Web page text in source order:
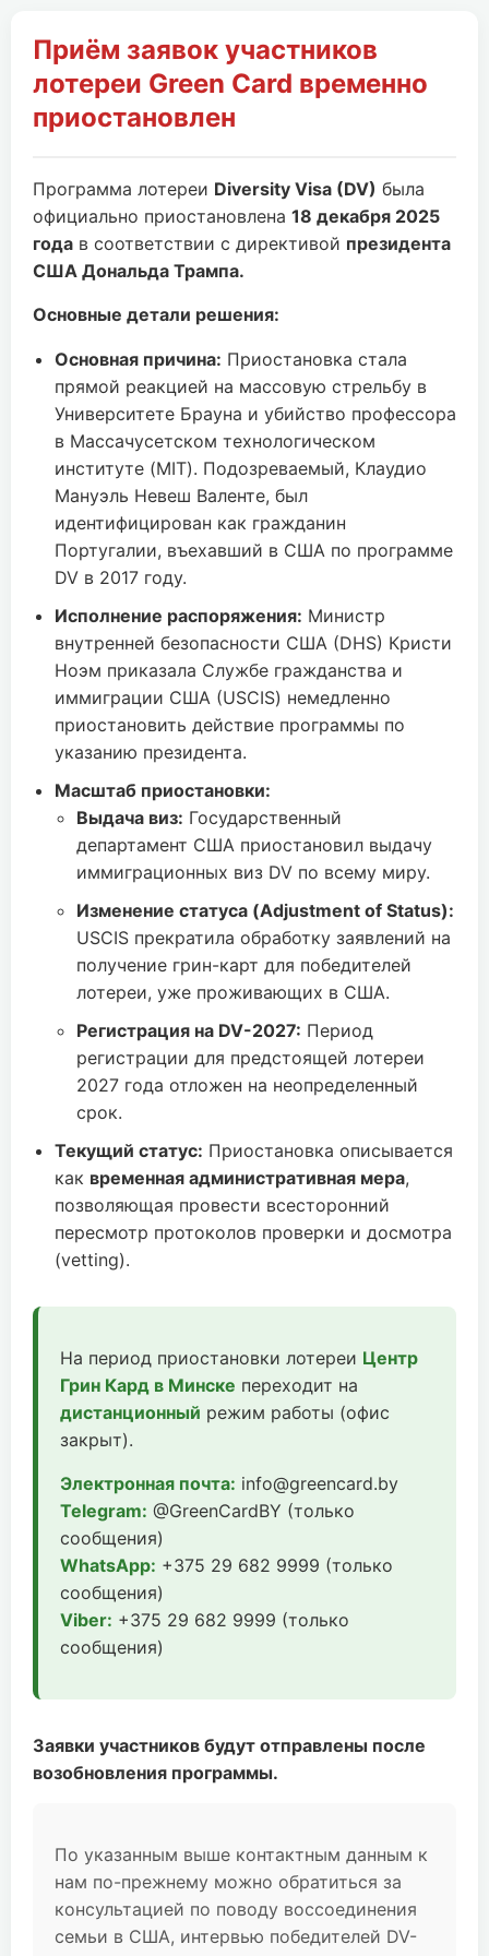
Приём заявок участников
лотереи Green Card временно
приостановлен
Программа лотереи Diversity Visa (DV) была
официально приостановлена 18 декабря 2025
года в соответствии с директивой президента
США Дональда Трампа.
Основные детали решения:
Основная причина: Приостановка стала
прямой реакцией на массовую стрельбу в
Университете Брауна и убийство профессора
в Массачусетском технологическом
институте (MIT). Подозреваемый, Клаудио
Мануэль Невеш Валенте, был
идентифицирован как гражданин
Португалии, въехавший в США по программе
DV в 2017 году.
Исполнение распоряжения: Министр
внутренней безопасности США (DHS) Кристи
Ноэм приказала Службе гражданства и
иммиграции США (USCIS) немедленно
приостановить действие программы по
указанию президента.
Масштаб приостановки:
Выдача виз: Государственный
департамент США приостановил выдачу
иммиграционных виз DV по всему миру.
Изменение статуса (Adjustment of Status):
USCIS прекратила обработку заявлений на
получение грин-карт для победителей
лотереи, уже проживающих в США.
Регистрация на DV-2027: Период
регистрации для предстоящей лотереи
2027 года отложен на неопределенный
срок.
Текущий статус: Приостановка описывается
как временная административная мера,
позволяющая провести всесторонний
пересмотр протоколов проверки и досмотра
(vetting).
На период приостановки лотереи Центр
Грин Кард в Минске переходит на
дистанционный режим работы (офис
закрыт).
Электронная почта: info@greencard.by
Telegram: @GreenCardBY (только
сообщения)
WhatsApp: +375 29 682 9999 (только
сообщения)
Viber: +375 29 682 9999 (только
сообщения)
Заявки участников будут отправлены после
возобновления программы.
По указанным выше контактным данным к
нам по-прежнему можно обратиться за
консультацией по поводу воссоединения
семьи в США, интервью победителей DV-